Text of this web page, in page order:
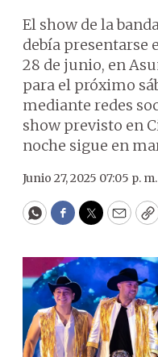
El show de la
debía presentarse
28 de junio, en
para el próximo
mediante redes
show previsto en
noche sigue en
Junio 27, 2025 07:05 p. m.
WhatsApp
Facebook
Twitter